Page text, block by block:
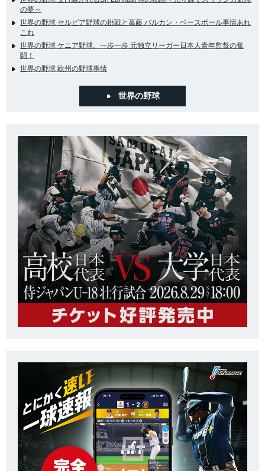
の夢～
世界の野球 セルビア野球の挑戦と葛藤 バルカン・ベースボール事情あれ
これ
世界の野球 ケニア野球、一歩一歩 元独立リーガー日本人青年監督の奮
闘！
世界の野球 欧州の野球事情
世界の野球